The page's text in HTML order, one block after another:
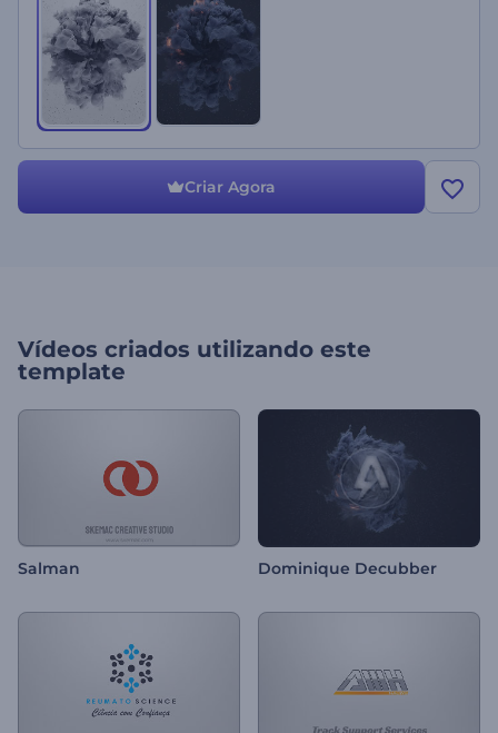
Criar Agora
Vídeos criados utilizando este
template
Salman Dominique Decubber